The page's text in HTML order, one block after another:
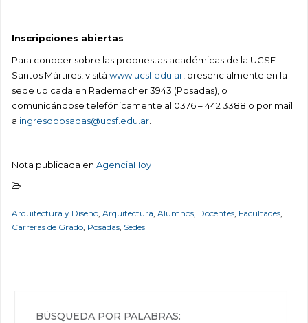
Inscripciones abiertas
Para conocer sobre las propuestas académicas de la UCSF
Santos Mártires, visitá www.ucsf.edu.ar , presencialmente en la
sede ubicada en Rademacher 3943 (Posadas), o
comunicándose telefónicamente al 0376 – 442 3388 o por mail
a ingresoposadas@ucsf.edu.ar
Nota publicada en AgenciaHoy
Arquitectura y Diseño Arquitectura Alumnos Docentes Facultades
Carreras de Grado Posadas Sedes
BÚSQUEDA POR PALABRAS: